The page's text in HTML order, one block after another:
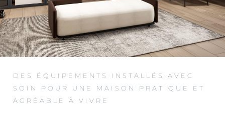
DES ÉQUIPEMENTS INSTALLÉS AVEC
SOIN POUR UNE MAISON PRATIQUE ET
AGRÉABLE À VIVRE